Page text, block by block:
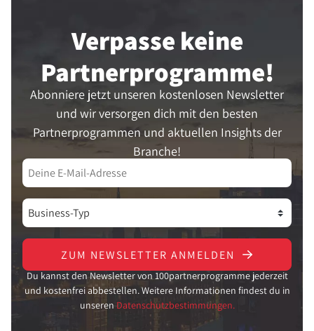
Verpasse keine
Partner­programme!
Abonniere jetzt unseren kostenlosen Newsletter
und wir versorgen dich mit den besten
Partnerprogrammen und aktuellen Insights der
Branche!
ZUM NEWSLETTER ANMELDEN
Du kannst den Newsletter von 100partnerprogramme jederzeit
und kostenfrei abbestellen. Weitere Informationen findest du in
unseren Datenschutzbestimmungen.